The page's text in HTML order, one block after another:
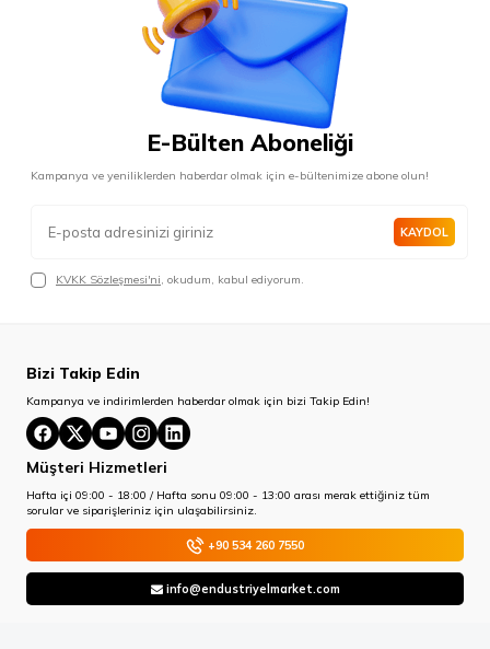
E-Bülten Aboneliği
Kampanya ve yeniliklerden haberdar olmak için e-bültenimize abone olun!
KAYDOL
KVKK Sözleşmesi'ni , okudum, kabul ediyorum.
Bizi Takip Edin
Kampanya ve indirimlerden haberdar olmak için bizi Takip Edin!
Müşteri Hizmetleri
Hafta içi 09:00 - 18:00 / Hafta sonu 09:00 - 13:00 arası merak ettiğiniz tüm
sorular ve siparişleriniz için ulaşabilirsiniz.
+90 534 260 7550
info@endustriyelmarket.com